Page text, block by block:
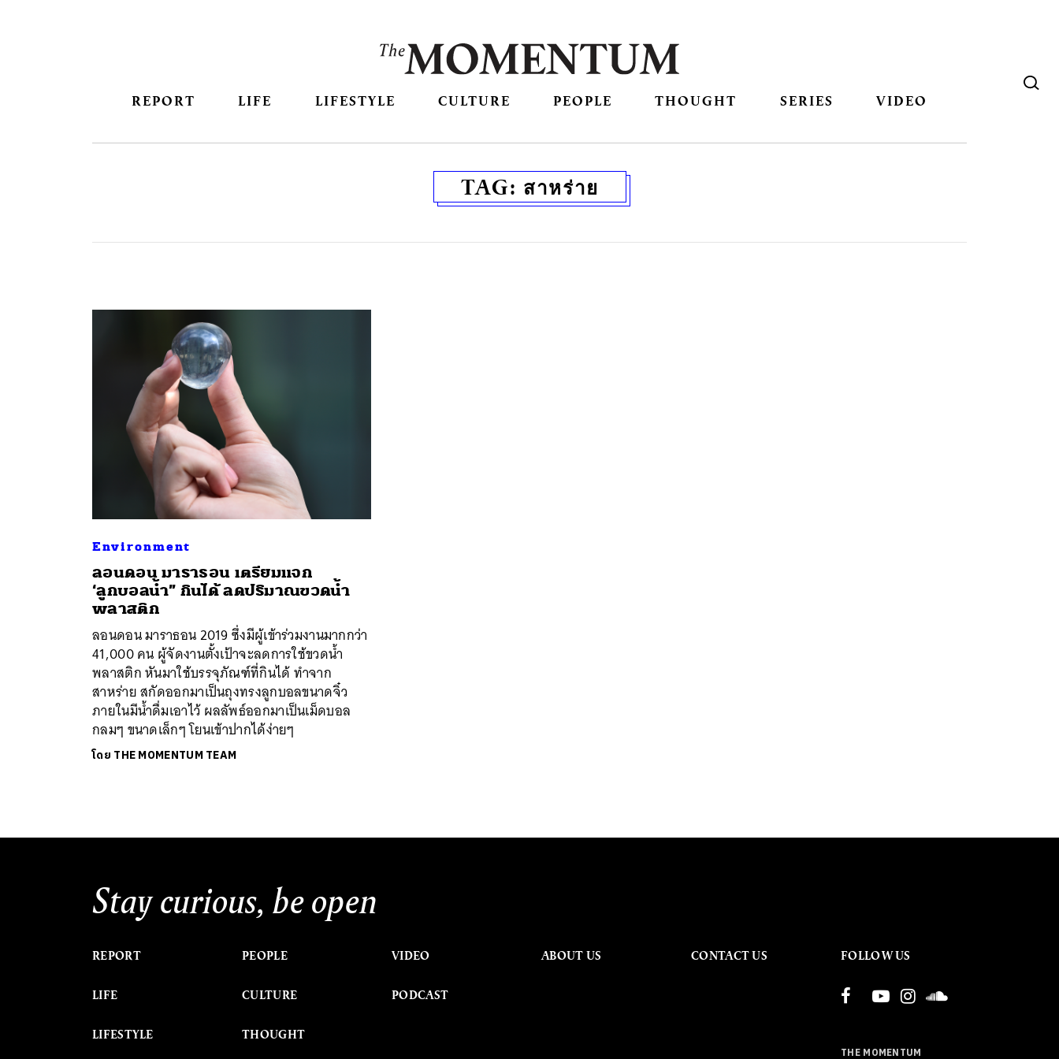
REPORT LIFE LIFESTYLE CULTURE PEOPLE THOUGHT SERIES VIDEO
TAG: สาหร่าย
Environment
ลอนดอน มาราธอน เตรียมแจก
‘ลูกบอลน้ำ” กินได้ ลดปริมาณขวดน้ำ
พลาสติก
ลอนดอน มาราธอน 2019 ซึ่งมีผู้เข้าร่วมงานมากกว่า
41,000 คน ผู้จัดงานตั้งเป้าจะลดการใช้ขวดน้ำ
พลาสติก หันมาใช้บรรจุภัณฑ์ที่กินได้ ทำจาก
สาหร่าย สกัดออกมาเป็นถุงทรงลูกบอลขนาดจิ๋ว
ภายในมีน้ำดื่มเอาไว้ ผลลัพธ์ออกมาเป็นเม็ดบอล
กลมๆ ขนาดเล็กๆ โยนเข้าปากได้ง่ายๆ
โดย THE MOMENTUM TEAM
Stay curious, be open
REPORT
LIFE
LIFESTYLE
PEOPLE
CULTURE
THOUGHT
VIDEO
PODCAST
ABOUT US CONTACT US FOLLOW US
THE MOMENTUM